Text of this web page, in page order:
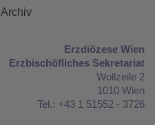
Archiv
Erzdiözese Wien
Erzbischöfliches Sekretariat
Wollzeile 2
1010 Wien
Tel.: +43 1 51552 - 3726